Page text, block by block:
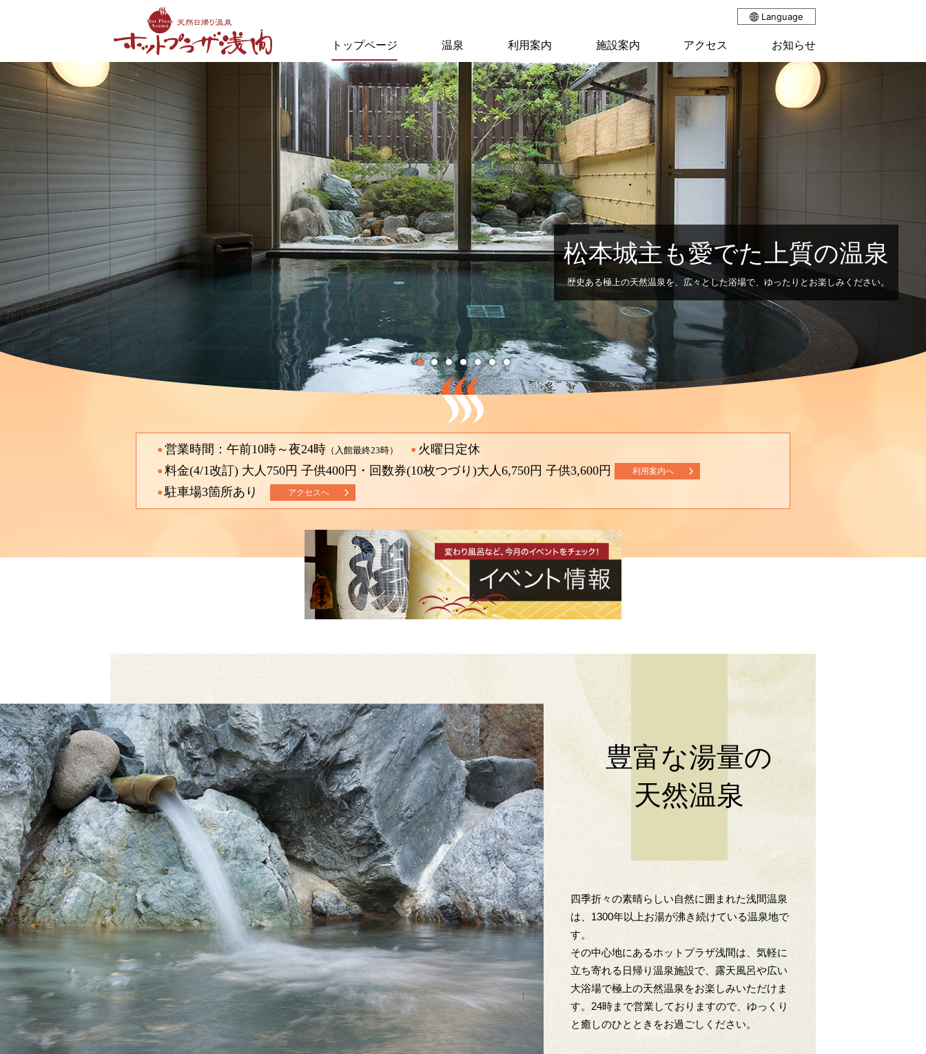
Language
トップページ 温泉 利用案内 施設案内 アクセス お知らせ
松本城主も愛でた上質の温泉
歴史ある極上の天然温泉を、広々とした浴場で、 ゆったりとお楽しみください。
● 営業時間：午前10時～夜24時（入館最終23時） ● 火曜日定休
● 料金(4/1改訂) 大人750円 子供400円・回数券(10枚つづり)大人6,750円 子供3,600円 利用案内へ
● 駐車場3箇所あり アクセスへ
豊富な湯量の
天然温泉
四季折々の素晴らしい自然に囲まれた浅間温泉
は、1300年以上お湯が沸き続けている温泉地で
す。
その中心地にあるホットプラザ浅間は、気軽に
立ち寄れる日帰り温泉施設で、露天風呂や広い
大浴場で極上の天然温泉をお楽しみいただけま
す。24時まで営業しておりますので、ゆっくり
と癒しのひとときをお過ごしください。